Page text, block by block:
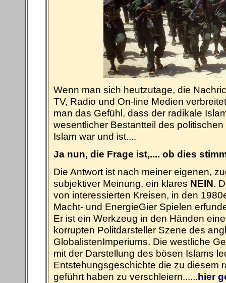
Wenn man sich heutzutage, die
TV, Radio und On-line Medien
man das Gefühl, dass der radikale
wesentlicher Bestantteil des
Islam war und ist....
Ja nun, die Frage ist,.... ob dies
Die Antwort ist nach meiner eigenen,
subjektiver Meinung, ein klares NEIN.
von interessierten Kreisen, in den
Macht- und EnergieGier Spielen
Er ist ein Werkzeug in den Händen
korrupten Politdarsteller Szene des
GlobalistenImperiums. Die westliche
mit der Darstellung des bösen Islams
Entstehungsgeschichte die zu diesem
geführt haben zu verschleiern......hier